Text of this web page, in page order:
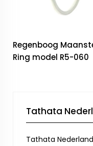
Regenboog
Ring model R5-060
Tathata
Tathata